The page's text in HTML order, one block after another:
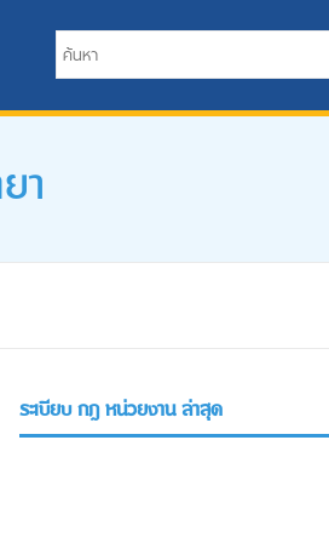
า
ระเบียบ กฎ หน่วยงาน ล่าสุด